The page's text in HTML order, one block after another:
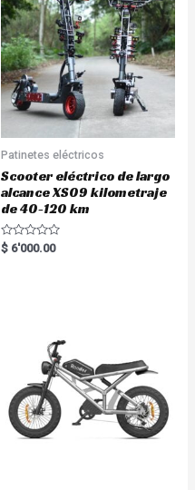
Patinetes eléctricos
Scooter eléctrico de largo
alcance XS09 kilometraje
de 40-120 km
R
a
$ 6'000.00